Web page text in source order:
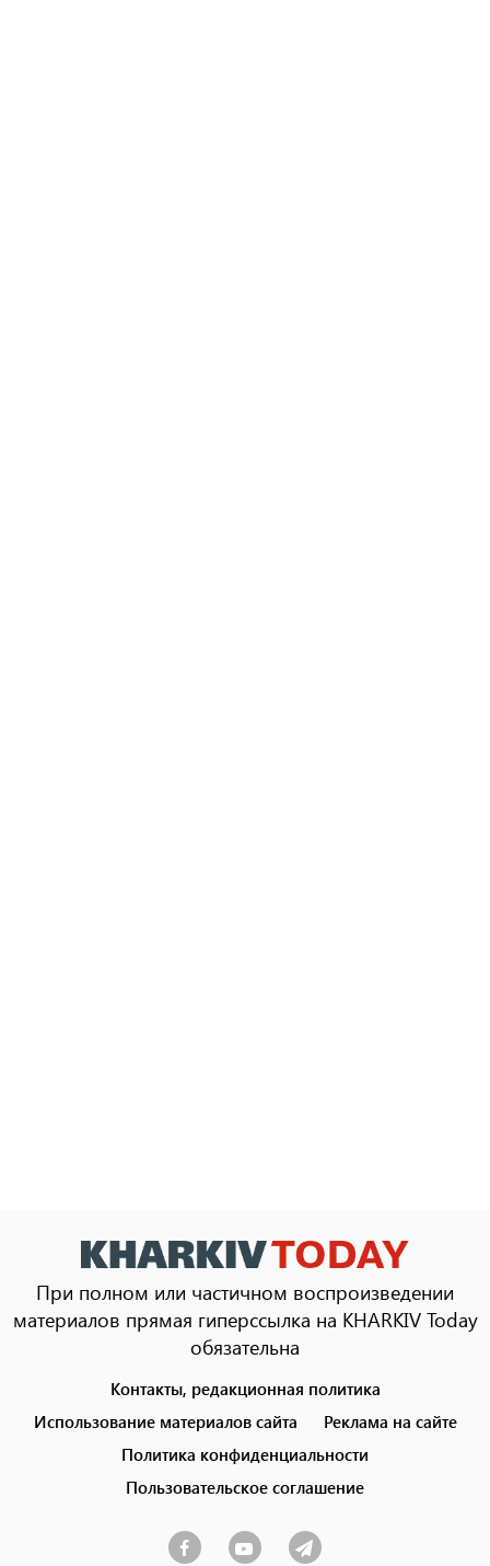
При полном или частичном воспроизведении
материалов прямая гиперссылка на KHARKIV Today
обязательна
menu
Контакты, редакционная политика
Использование материалов сайта
Реклама на сайте
Политика конфиденциальности
Пользовательское соглашение